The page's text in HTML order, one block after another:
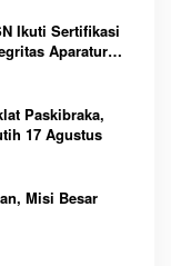
Ikuti Sertifikasi
Aparatur
Paskibraka,
17 Agustus
Misi Besar